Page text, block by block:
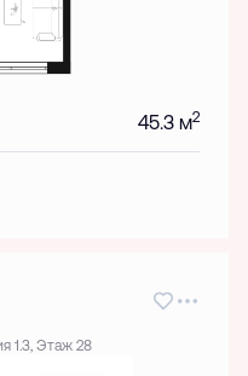
45.3 м2
1.3, Этаж 28